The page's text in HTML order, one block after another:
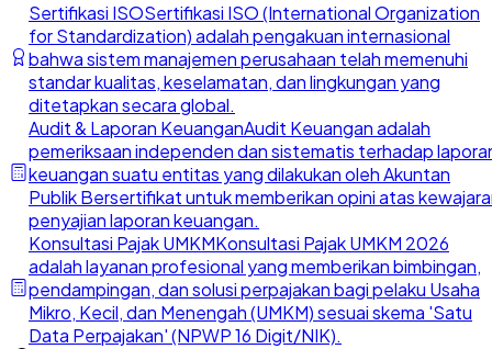
Sertifikasi ISOSertifikasi ISO (International Organization
for Standardization) adalah pengakuan internasional
bahwa sistem manajemen perusahaan telah memenuhi
standar kualitas, keselamatan, dan lingkungan yang
ditetapkan secara global.
Audit & Laporan KeuanganAudit Keuangan adalah
pemeriksaan independen dan sistematis terhadap
keuangan suatu entitas yang dilakukan oleh Akuntan
Publik Bersertifikat untuk memberikan opini atas
penyajian laporan keuangan.
Konsultasi Pajak UMKMKonsultasi Pajak UMKM 2026
adalah layanan profesional yang memberikan bimbingan,
pendampingan, dan solusi perpajakan bagi pelaku Usaha
Mikro, Kecil, dan Menengah (UMKM) sesuai skema 'Satu
Data Perpajakan' (NPWP 16 Digit/NIK).